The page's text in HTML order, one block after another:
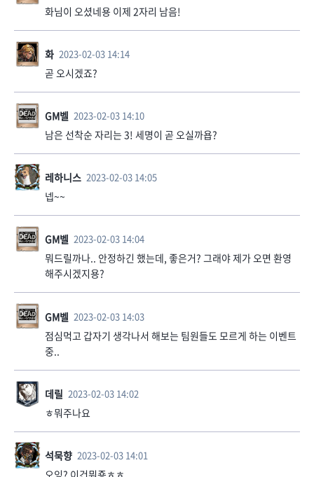
화님이 오셨네용 이제 2자리 남음!
화 2023-02-03 14:14
곧 오시겠죠?
GM벨 2023-02-03 14:10
남은 선착순 자리는 3! 세명이 곧 오실까욥?
레하니스 2023-02-03 14:05
넵~~
GM벨 2023-02-03 14:04
뭐드릴까나.. 안정하긴 했는데, 좋은거? 그래야 제가 오면 환영
해주시겠지용?
GM벨 2023-02-03 14:03
점심먹고 갑자기 생각나서 해보는 팀원들도 모르게 하는 이벤트
중..
데릴 2023-02-03 14:02
ㅎ뭐주나요
석묵향 2023-02-03 14:01
오잉? 이건뭐죵ㅎㅎ